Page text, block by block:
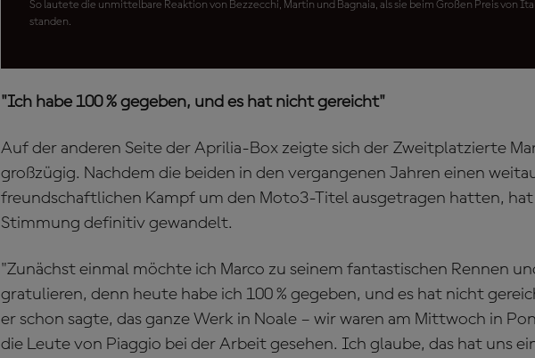
So lautete die unmittelbare Reaktion von Bezzecchi, Martin und Bagnaia, als sie beim Großen Preis von
standen.
"Ich habe 100 % gegeben, und es hat nicht gereicht"
Auf der anderen Seite der Aprilia-Box zeigte sich der Zweitplatzierte
großzügig. Nachdem die beiden in den vergangenen Jahren einen
freundschaftlichen Kampf um den Moto3-Titel ausgetragen hatten, hat
Stimmung definitiv gewandelt.
"Zunächst einmal möchte ich Marco zu seinem fantastischen Rennen
gratulieren, denn heute habe ich 100 % gegeben, und es hat nicht
er schon sagte, das ganze Werk in Noale – wir waren am Mittwoch in
die Leute von Piaggio bei der Arbeit gesehen. Ich glaube, das hat uns